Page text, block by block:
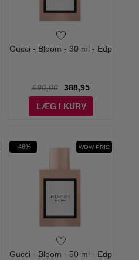
Gucci - Bloom - 30 ml - Edp
690,00
388,95
LÆG I KURV
-46% WOW PRIS
Gucci - Bloom - 50 ml - Edp